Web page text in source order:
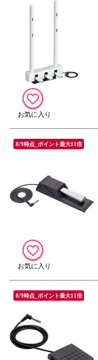
8/9時点_ポイント最大11倍
8/9時点_ポイント最大11倍